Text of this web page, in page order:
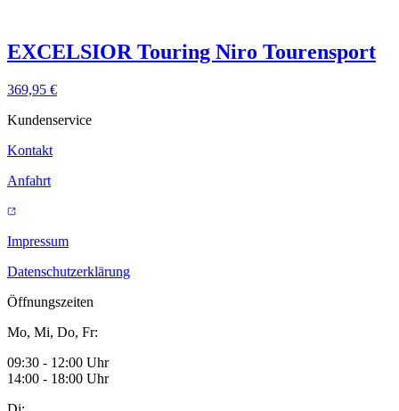
EXCELSIOR Touring Niro Tourensport
369,95 €
Kundenservice
Kontakt
Anfahrt
Impressum
Datenschutzerklärung
Öffnungszeiten
Mo, Mi, Do, Fr:
09:30 - 12:00 Uhr
14:00 - 18:00 Uhr